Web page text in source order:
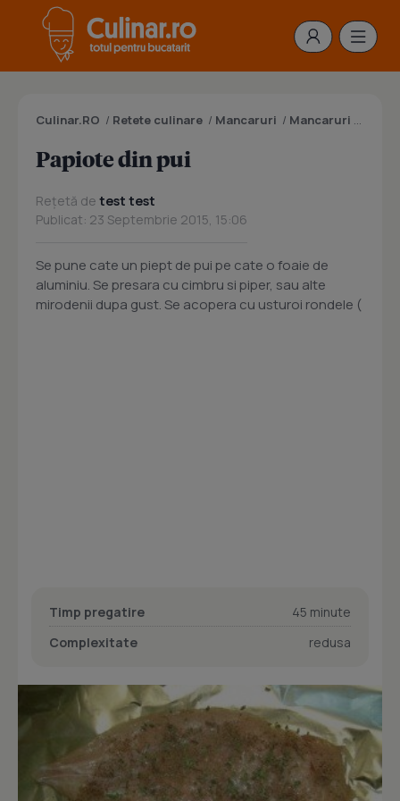
Culinar.RO / Retete culinare / Mancaruri / Mancaruri cu carne
Papiote din pui
Rețetă de test test
Publicat: 23 Septembrie 2015, 15:06
Se pune cate un piept de pui pe cate o foaie de
aluminiu. Se presara cu cimbru si piper, sau alte
mirodenii dupa gust. Se acopera cu usturoi rondele (
Timp pregatire
45 minute
Complexitate
redusa